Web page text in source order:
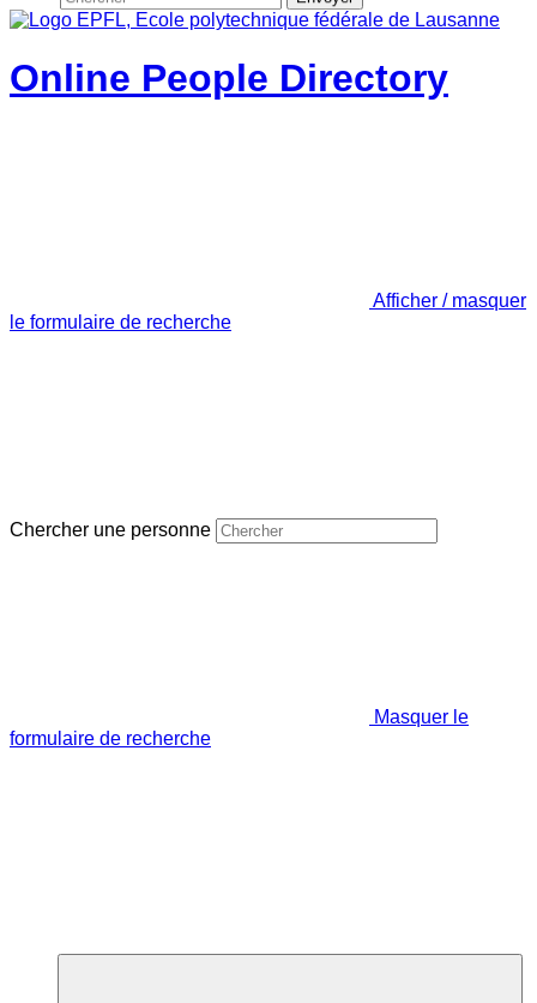
Online People Directory
Afficher / masquer
le formulaire de recherche
Chercher une personne
Masquer le
formulaire de recherche